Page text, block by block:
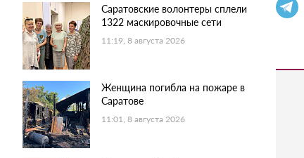
Саратовские волонтеры сплели
1322 маскировочные сети
11:19, 8 августа 2026
Женщина погибла на пожаре в
Саратове
11:01, 8 августа 2026